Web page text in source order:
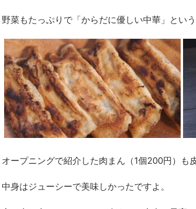
野菜もたっぷりで「からだに優しい中華」という
オープニングで紹介した肉まん（1個200円）も
中身はジューシーで美味しかったですよ。